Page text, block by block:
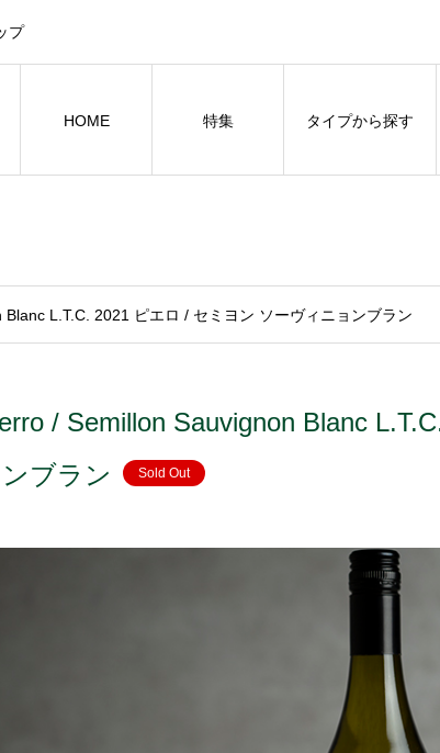
プ
HOME 特集 タイプから探す
L.T.C. 2021 ピエロ / セミヨン ソーヴィニョンブラン
/ Semillon Sauvignon Blanc
ブラン
Sold Out